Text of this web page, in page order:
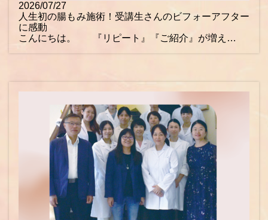
2026/07/27
人生初の腸もみ施術！受講生さんのビフォーアフター
に感動
こんにちは。 『リピート』『ご紹介』が増え…